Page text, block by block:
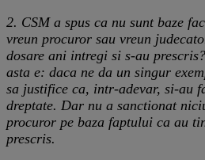
2. CSM a spus ca nu sunt baze
vreun procuror sau vreun
dosare ani intregi si s-au
asta e: daca ne da un singur
sa justifice ca, intr-adevar, si-au
dreptate. Dar nu a sanctionat
procuror pe baza faptului ca au
prescris.